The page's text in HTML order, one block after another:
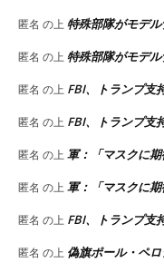
匿名 の上 特殊部隊がモデ
匿名 の上 特殊部隊がモデ
匿名 の上 FBI、トランプ支
匿名 の上 FBI、トランプ支
匿名 の上 軍：「マスクに
匿名 の上 軍：「マスクに
匿名 の上 FBI、トランプ支
匿名 の上 偽旗ポール・ペ